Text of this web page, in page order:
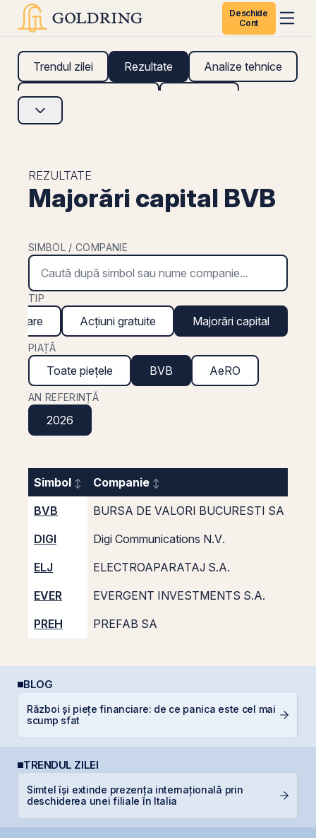
Deschide
Cont
Trendul zilei Rezultate Analize tehnice
Analize fundamentale
REZULTATE
Majorări capital BVB
SIMBOL / COMPANIE
TIP
Acțiuni gratuite Majorări capital
PIAȚĂ
Toate piețele BVB AeRO
AN REFERINȚĂ
2026
Simbol Companie
BVB
BURSA DE VALORI BUCURESTI SA
DIGI
Digi Communications N.V.
ELJ
ELECTROAPARATAJ S.A.
EVER
EVERGENT INVESTMENTS S.A.
PREH
PREFAB SA
BLOG
Război și piețe financiare: de ce panica este cel mai
scump sfat
TRENDUL ZILEI
Simtel își extinde prezența internațională prin
deschiderea unei filiale în Italia